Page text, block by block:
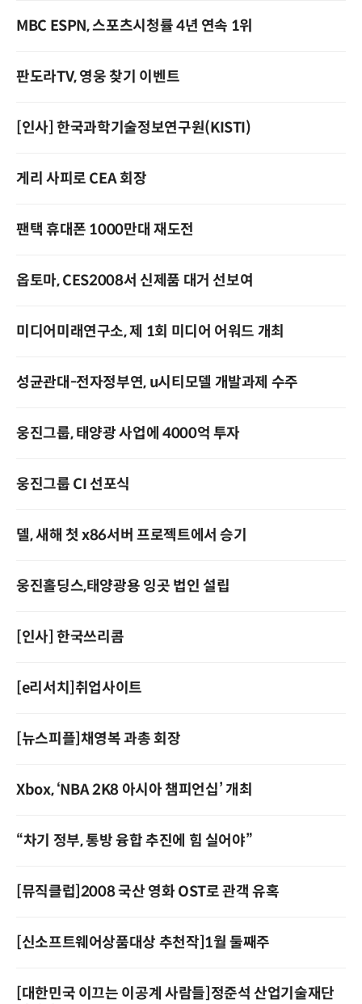
MBC ESPN, 스포츠시청률 4년 연속 1위
판도라TV, 영웅 찾기 이벤트
[인사] 한국과학기술정보연구원(KISTI)
게리 사피로 CEA 회장
팬택 휴대폰 1000만대 재도전
옵토마, CES2008서 신제품 대거 선보여
미디어미래연구소, 제 1회 미디어 어워드 개최
성균관대-전자정부연, u시티모델 개발과제 수주
웅진그룹, 태양광 사업에 4000억 투자
웅진그룹 CI 선포식
델, 새해 첫 x86서버 프로젝트에서 승기
웅진홀딩스,태양광용 잉곳 법인 설립
[인사] 한국쓰리콤
[e리서치]취업사이트
[뉴스피플]채영복 과총 회장
Xbox, ‘NBA 2K8 아시아 챔피언십’ 개최
“차기 정부, 통방 융합 추진에 힘 실어야”
[뮤직클럽]2008 국산 영화 OST로 관객 유혹
[신소프트웨어상품대상 추천작]1월 둘째주
[대한민국 이끄는 이공계 사람들]정준석 산업기술재단